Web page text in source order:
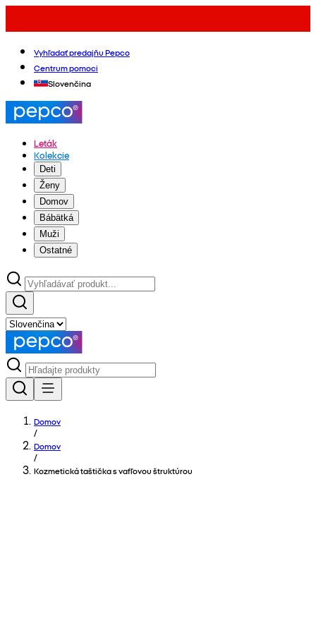
Vyhľadať predajňu Pepco
Centrum pomoci
Slovenčina
Leták
Kolekcie
Deti
Ženy
Domov
Bábätká
Muži
Ostatné
Domov
/
Domov
/
Kozmetická taštička s vafľovou štruktúrou